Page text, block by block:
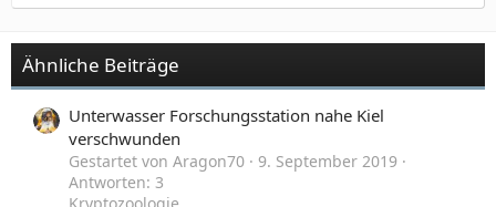
Ähnliche Beiträge
Unterwasser Forschungsstation nahe Kiel
verschwunden
Gestartet von Aragon70
9. September 2019
Antworten: 3